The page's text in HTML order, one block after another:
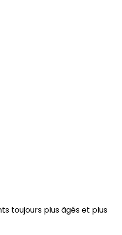
toujours plus âgés et plus